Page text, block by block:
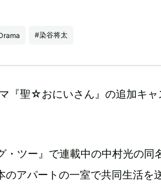
#染谷将太
『聖☆おにいさん』の追加キャ
・ツー』で連載中の中村光の同
アパートの一室で共同生活を